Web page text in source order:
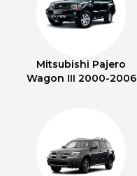
Mitsubishi Pajero
Wagon III 2000-2006